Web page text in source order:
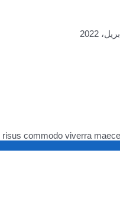
commodo viverra